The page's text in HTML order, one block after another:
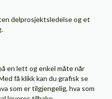
delprosjektsledelse og et
en lett og enkel måte når
få klikk kan du grafisk se
som er tilgjengelig, hva som